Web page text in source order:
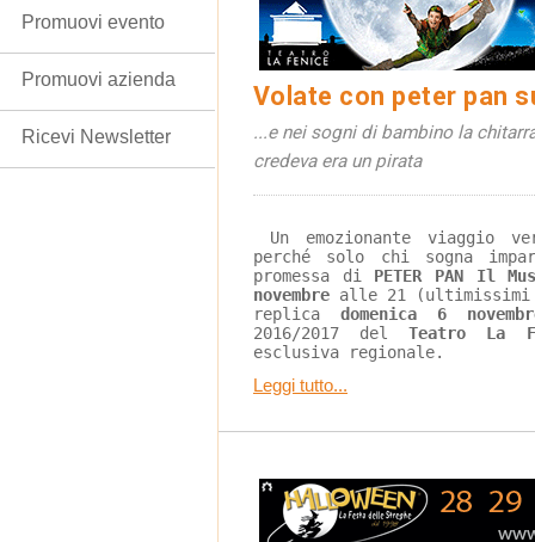
Volate con peter pan
...e nei sogni di bambino la
credeva era un pirata
perché solo chi sogna
promessa di PETER PAN Il
novembre alle 21
replica domenica 6
2016/2017 del Teatro La
esclusiva regionale.
Leggi tutto...
Promuovi evento
Promuovi azienda
Ricevi Newsletter